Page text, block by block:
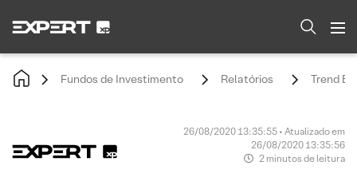
Fundos de Investimento Relatórios Trend
26/08/2020 13:35:55 • Atualizado em
26/08/2020 13:35:56
2 minutos de leitura